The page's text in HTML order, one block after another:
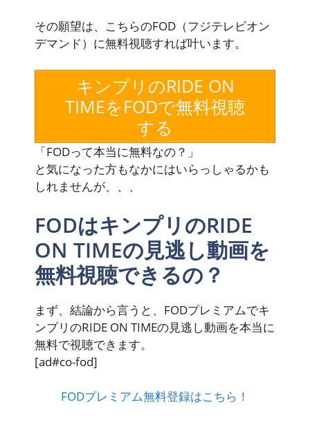
その願望は、こちらのFOD（フジテレビオン
デマンド） に無料視聴すれば叶います。
キンプリのRIDE ON
TIMEをFODで無料視聴
する
「FODって本当に無料なの？」
と気になった方もなかにはいらっしゃるかも
しれませんが、、、
FODはキンプリのRIDE
ON TIMEの見逃し動画を
無料視聴できるの？
まず、結論から言うと、 FODプレミアムでキ
ンプリのRIDE ON TIMEの見逃し動画を本当に
無料で視聴できます。
[ad#co-fod]
FODプレミアム無料登録はこちら！